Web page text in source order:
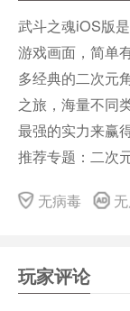
武斗之魂iOS版
游戏画面，简单
多经典的二次元
之旅，海量不同
最强的实力来赢
推荐专题：二次
武斗之魂
3、挑战超多的副
4、豪华的声优
无病毒
玩家评论